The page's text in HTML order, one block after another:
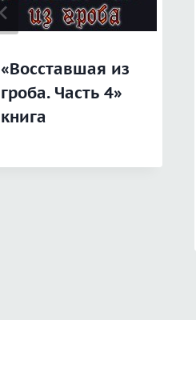
«Восставшая из
гроба. Часть 4»
книга